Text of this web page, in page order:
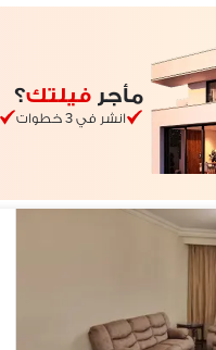
مأجر فيلتك؟
انشر في 3 خطوات